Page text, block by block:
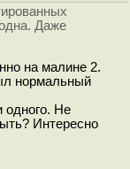
Даже
на малине 2.
нормальный
одного. Не
Интересно